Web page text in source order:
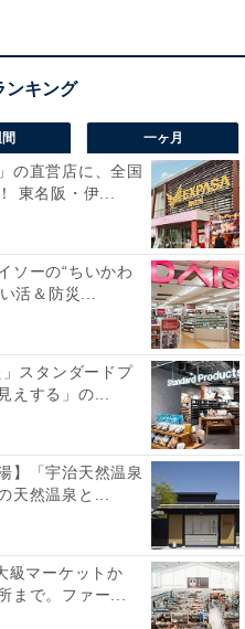
感動しました」という声
きの部屋で気兼ねなく温
出で大切な人に感動を届
祭」とは？
一ヶ月
の直営店に、全国
東名阪・伊...
ソーの“ちいかわ
活＆防災...
」スタンダードプ
えする」の...
】「宇治天然温泉
天然温泉と...
級マーケットか
まで。ファー...